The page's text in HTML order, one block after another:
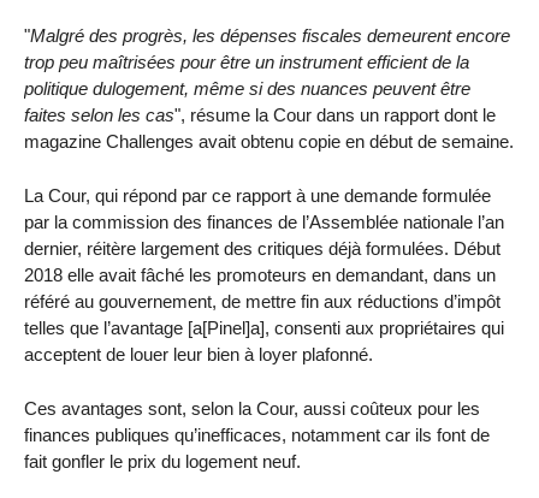
"Malgré des progrès, les dépenses fiscales demeurent encore
trop peu maîtrisées pour être un instrument efficient de la
politique dulogement, même si des nuances peuvent être
faites selon les cas", résume la Cour dans un rapport dont le
magazine Challenges avait obtenu copie en début de semaine.
La Cour, qui répond par ce rapport à une demande formulée
par la commission des finances de l’Assemblée nationale l’an
dernier, réitère largement des critiques déjà formulées. Début
2018 elle avait fâché les promoteurs en demandant, dans un
référé au gouvernement, de mettre fin aux réductions d’impôt
telles que l’avantage [a[Pinel]a], consenti aux propriétaires qui
acceptent de louer leur bien à loyer plafonné.
Ces avantages sont, selon la Cour, aussi coûteux pour les
finances publiques qu’inefficaces, notamment car ils font de
fait gonfler le prix du logement neuf.